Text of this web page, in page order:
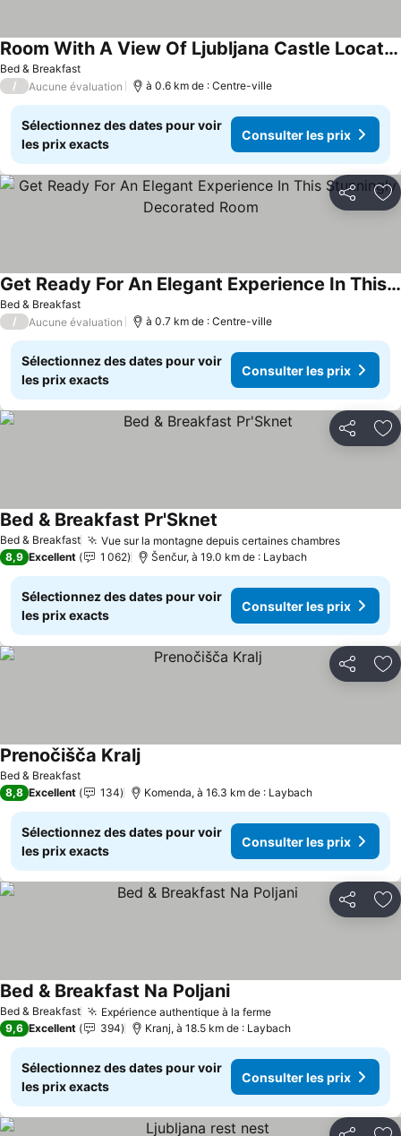
Bed & Breakfast
Room With A View Of Ljubljana Castle Located In The Heart Of The City.
/ Aucune évaluation à 0.6 km de : Centre-ville
Sélectionnez des dates pour voir
les prix exacts
Consulter les prix
Partager
Bed & Breakfast
Get Ready For An Elegant Experience In This Stunningly Decorated Room
/ Aucune évaluation à 0.7 km de : Centre-ville
Sélectionnez des dates pour voir
les prix exacts
Consulter les prix
Partager
Bed & Breakfast Vue sur la montagne depuis certaines chambres
Bed & Breakfast Pr'Sknet
8,9 Excellent 1 062 Šenčur, à 19.0 km de : Laybach
Sélectionnez des dates pour voir
les prix exacts
Consulter les prix
Partager
Bed & Breakfast
Prenočišča Kralj
8,8 Excellent 134 Komenda, à 16.3 km de : Laybach
Sélectionnez des dates pour voir
les prix exacts
Consulter les prix
Partager
Bed & Breakfast Expérience authentique à la ferme
Bed & Breakfast Na Poljani
9,6 Excellent 394 Kranj, à 18.5 km de : Laybach
Sélectionnez des dates pour voir
les prix exacts
Consulter les prix